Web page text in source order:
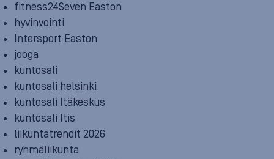
fitness24Seven Easton
hyvinvointi
Intersport Easton
jooga
kuntosali
kuntosali helsinki
kuntosali Itäkeskus
kuntosali Itis
liikuntatrendit 2026
ryhmäliikunta